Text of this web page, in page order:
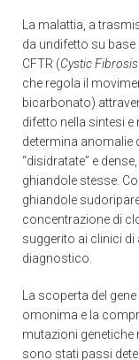
La malattia, a
da undifetto su
CFTR (Cystic
che regola il
bicarbonato)
difetto nella sintesi
determina anomalie
“disidratate” e
ghiandole stesse.
ghiandole
concentrazione di
suggerito ai clinici
diagnostico.
La scoperta del
omonima e la
mutazioni genetiche
sono stati passi